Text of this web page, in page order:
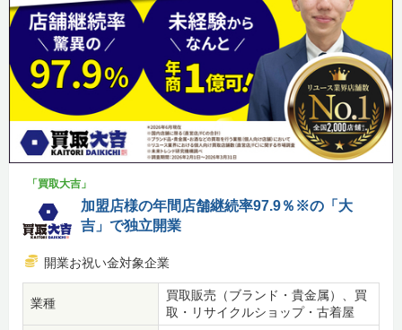
「買取大吉」
加盟店様の年間店舗継続率97.9％※の「大
吉」で独立開業
開業お祝い金対象企業
業種
買取販売（ブランド・貴金属）、買
取・リサイクルショップ・古着屋